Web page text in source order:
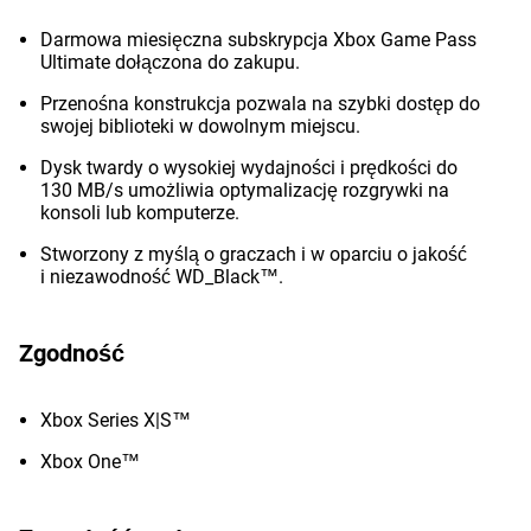
Darmowa miesięczna subskrypcja Xbox Game Pass
Ultimate dołączona do zakupu.
Przenośna konstrukcja pozwala na szybki dostęp do
swojej biblioteki w dowolnym miejscu.
Dysk twardy o wysokiej wydajności i prędkości do
130 MB/s umożliwia optymalizację rozgrywki na
konsoli lub komputerze.
Stworzony z myślą o graczach i w oparciu o jakość
i niezawodność WD_Black™.
Zgodność
Xbox Series X|S™
Xbox One™